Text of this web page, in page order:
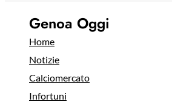
Genoa Oggi
Home
Notizie
Calciomercato
Infortuni